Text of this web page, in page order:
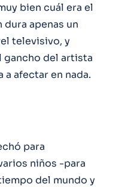
bien cuál era el
apenas un
televisivo, y
gancho del artista
a afectar en nada.
para
niños -para
del mundo y